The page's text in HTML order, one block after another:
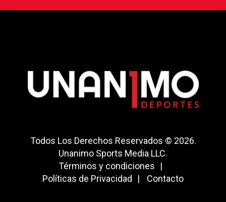
Todos Los Derechos Reservados © 2026.
Unanimo Sports Media LLC.
Términos y condiciones
Políticas de Privacidad
Contacto